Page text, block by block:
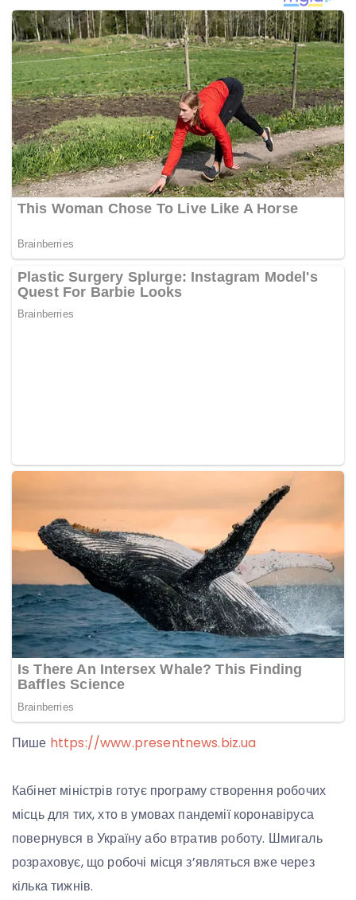
Пише https://www.presentnews.biz.ua
Кабінет міністрів готує програму створення робочих
місць для тих, хто в умовах пандемії коронавіруса
повернувся в Україну або втратив роботу. Шмигаль
розраховує, що робочі місця з’являться вже через
кілька тижнів.